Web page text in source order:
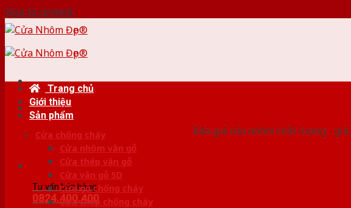
Skip to content
Báo giá cửa nhôm chất lượng -
Tư vấn bán hàng
0824.400.400
Trang chủ
Giới thiệu
Sản phẩm
Cửa chống cháy
Cửa nhôm vân gỗ
Cửa thép vân gỗ
Cửa vân gỗ 5D
Cửa gỗ chống cháy
Cửa thép chống cháy